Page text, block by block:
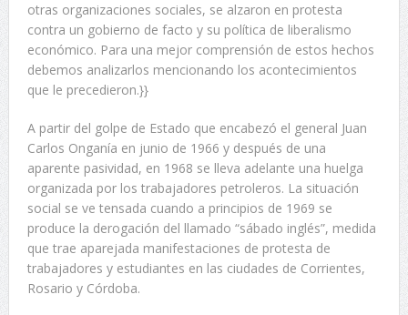
otras organizaciones sociales, se alzaron en protesta
contra un gobierno de facto y su política de liberalismo
económico. Para una mejor comprensión de estos hechos
debemos analizarlos mencionando los acontecimientos
que le precedieron.}}
A partir del golpe de Estado que encabezó el general Juan
Carlos Onganía en junio de 1966 y después de una
aparente pasividad, en 1968 se lleva adelante una huelga
organizada por los trabajadores petroleros. La situación
social se ve tensada cuando a principios de 1969 se
produce la derogación del llamado “sábado inglés”, medida
que trae aparejada manifestaciones de protesta de
trabajadores y estudiantes en las ciudades de Corrientes,
Rosario y Córdoba.